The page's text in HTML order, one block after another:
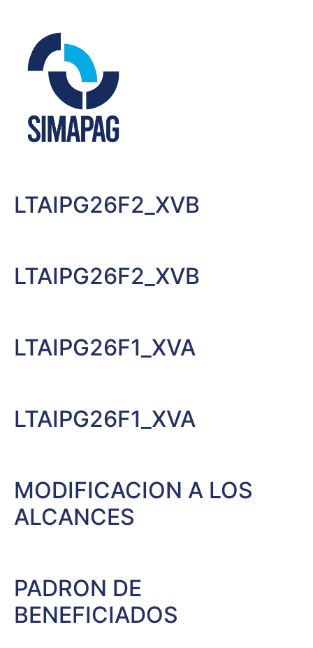
LTAIPG26F2_XVB
LTAIPG26F2_XVB
LTAIPG26F1_XVA
LTAIPG26F1_XVA
MODIFICACION A LOS
ALCANCES
PADRON DE
BENEFICIADOS